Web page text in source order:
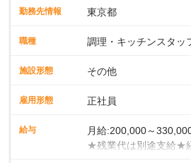
う！＜まずは調理スタッフとして＞入
ます。まずは当店の仕事の流れ・お店
す。 ■チームワークがカギ！当店での
ようにチームで一度に大人数分の調
理です。メイン・副菜担当、揚げ物担
＜徐々にマネジメントも学んでくださ
ら、徐々にマネジメント業務をお任
勤務先情報 東京都
職種 調理・キッチンスタッ
施設形態 その他
雇用形態 正社員
給与
月給:200,000～
★残業代は別途支給★